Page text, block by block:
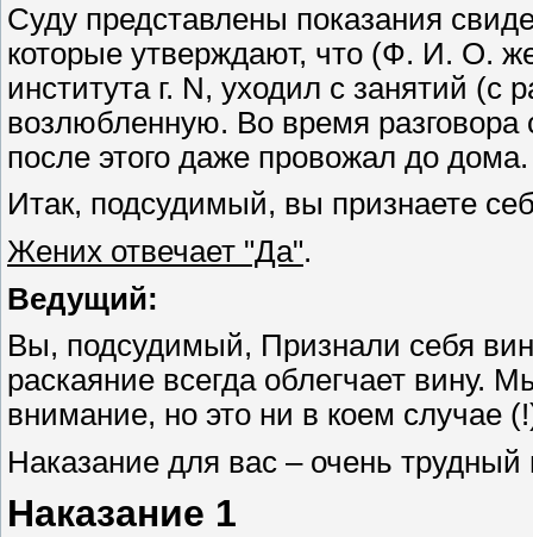
Суду представлены показания
которые утверждают, что (Ф. И. О.
института г. N, уходил с занятий
возлюбленную. Во время разговора
после этого даже провожал до дома.
Итак, подсудимый, вы признаете
Жених отвечает "Да".
Ведущий:
Вы, подсудимый, Признали себя
раскаяние всегда облегчает вину.
внимание, но это ни в коем случае
Наказание для вас – очень трудный
Наказание 1